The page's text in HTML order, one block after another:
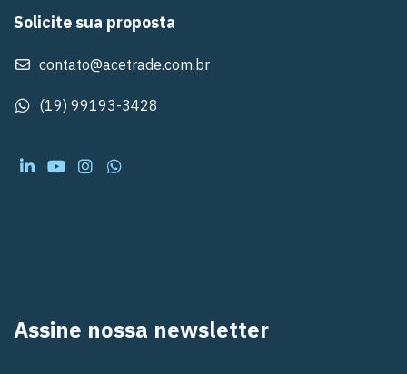
Assine nossa newsletter
Solicite sua proposta
contato@acetrade.com.br
(19) 99193-3428